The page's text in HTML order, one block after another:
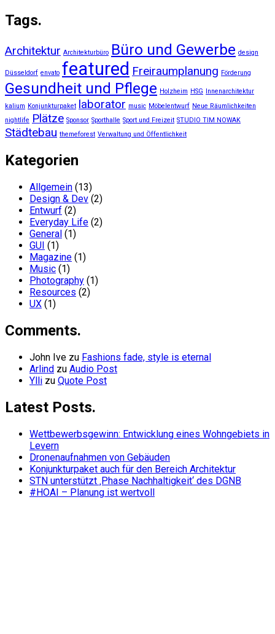
Tags.
Architektur Architekturbüro Büro und Gewerbe design
Düsseldorf envato featured Freiraumplanung Förderung
Gesundheit und Pflege Holzheim HSG
Innenarchitektur
kalium Konjunkturpaket laborator music Möbelentwurf Neue Räumlichkeiten
nightlife Plätze Sponsor Sporthalle Sport und Freizeit STUDIO TIM NOWAK
Städtebau themeforest Verwaltung und Öffentlichkeit
Kategorien
Allgemein (13)
Design & Dev (2)
Entwurf (2)
Everyday Life (2)
General (1)
GUI (1)
Magazine (1)
Music (1)
Photography (1)
Resources (2)
UX (1)
Comments.
John Ive zu Fashions fade, style is eternal
Arlind zu Audio Post
Ylli zu Quote Post
Latest Posts.
Wettbewerbsgewinn: Entwicklung eines Wohngebiets in
Levern
Dronenaufnahmen von Gebäuden
Konjunkturpaket auch für den Bereich Architektur
STN unterstützt ‚Phase Nachhaltigkeit‘ des DGNB
#HOAI – Planung ist wertvoll